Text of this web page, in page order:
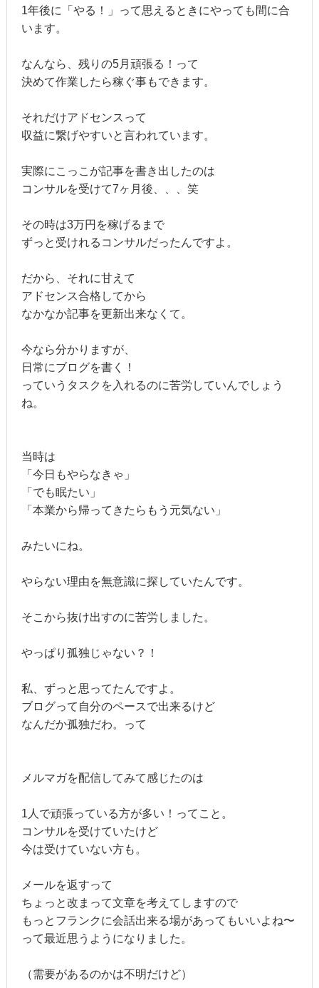
1年後に「やる！」って思えるときにやっても間に合
います。
なんなら、残りの5月頑張る！って
決めて作業したら稼ぐ事もできます。
それだけアドセンスって
収益に繋げやすいと言われています。
実際にこっこが記事を書き出したのは
コンサルを受けて7ヶ月後、、、笑
その時は3万円を稼げるまで
ずっと受けれるコンサルだったんですよ。
だから、それに甘えて
アドセンス合格してから
なかなか記事を更新出来なくて。
今なら分かりますが、
日常にブログを書く！
っていうタスクを入れるのに苦労していんでしょう
ね。
当時は
「今日もやらなきゃ」
「でも眠たい」
「本業から帰ってきたらもう元気ない」
みたいにね。
やらない理由を無意識に探していたんです。
そこから抜け出すのに苦労しました。
やっぱり孤独じゃない？！
私、ずっと思ってたんですよ。
ブログって自分のペースで出来るけど
なんだか孤独だわ。って
メルマガを配信してみて感じたのは
1人で頑張っている方が多い！ってこと。
コンサルを受けていたけど
今は受けていない方も。
メールを返すって
ちょっと改まって文章を考えてしますので
もっとフランクに会話出来る場があってもいいよね〜
って最近思うようになりました。
（需要があるのかは不明だけど）